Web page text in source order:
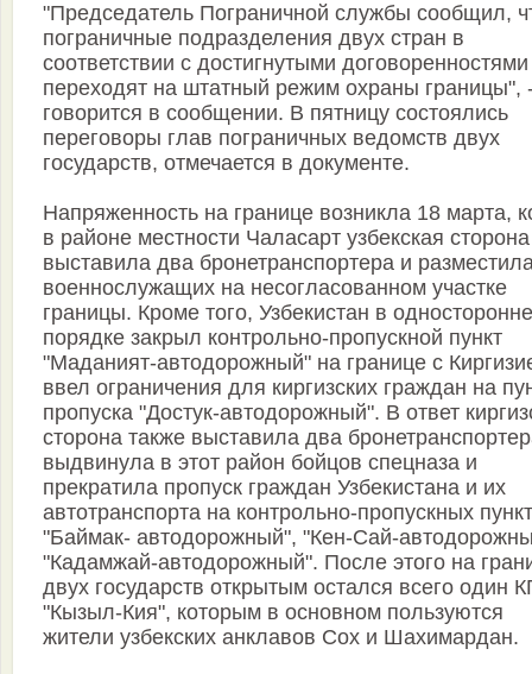
"Председатель Пограничной службы сообщил,
пограничные подразделения двух стран в
соответствии с достигнутыми договоренностями
переходят на штатный режим охраны границы",
говорится в сообщении. В пятницу состоялись
переговоры глав пограничных ведомств двух
государств, отмечается в документе.
Напряженность на границе возникла 18 марта,
в районе местности Чаласарт узбекская сторона
выставила два бронетранспортера и
военнослужащих на несогласованном участке
границы. Кроме того, Узбекистан в
порядке закрыл контрольно-пропускной пункт
"Маданият-автодорожный" на границе с
ввел ограничения для киргизских граждан на
пропуска "Достук-автодорожный". В ответ
сторона также выставила два
выдвинула в этот район бойцов спецназа и
прекратила пропуск граждан Узбекистана и их
автотранспорта на контрольно-пропускных
"Баймак- автодорожный", "Кен-Сай-
"Кадамжай-автодорожный". После этого на
двух государств открытым остался всего один
"Кызыл-Кия", которым в основном пользуются
жители узбекских анклавов Сох и Шахимардан.